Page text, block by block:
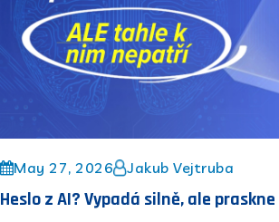
May 27, 2026 Jakub Vejtruba
Heslo z AI? Vypadá silně, ale